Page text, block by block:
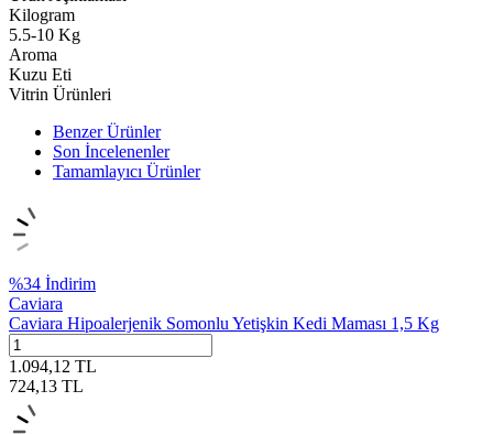
Kilogram
5.5-10 Kg
Aroma
Kuzu Eti
Vitrin Ürünleri
Benzer Ürünler
Son İncelenenler
Tamamlayıcı Ürünler
%34 İndirim
Caviara
Caviara Hipoalerjenik Somonlu Yetişkin Kedi Maması 1,5 Kg
1.094,12 TL
724,13 TL